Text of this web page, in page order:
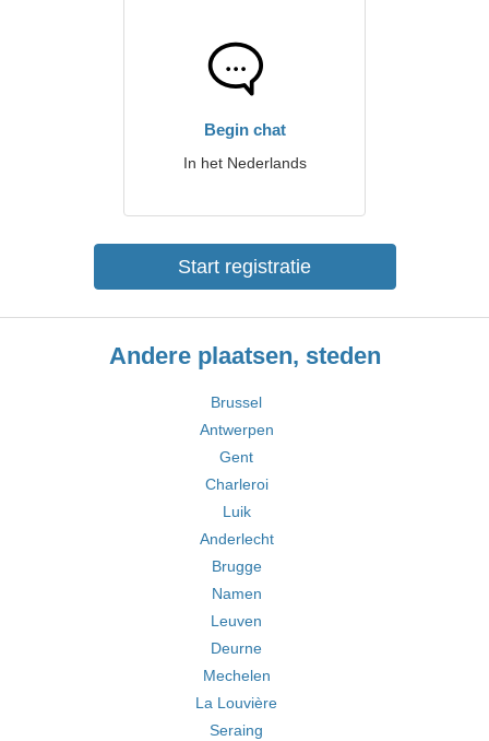
Begin chat
In het Nederlands
Start registratie
Andere plaatsen, steden
Brussel
Antwerpen
Gent
Charleroi
Luik
Anderlecht
Brugge
Namen
Leuven
Deurne
Mechelen
La Louvière
Seraing